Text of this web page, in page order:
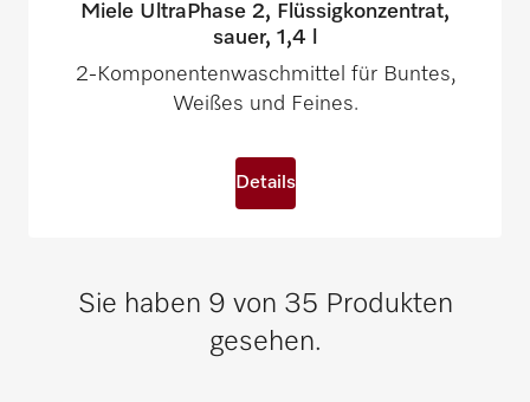
Miele UltraPhase 2, Flüssigkonzentrat,
sauer, 1,4 l
2-Komponentenwaschmittel für Buntes,
Weißes und Feines.
Details
Sie haben 9 von 35 Produkten
gesehen.